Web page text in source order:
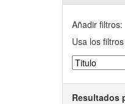
Añadir filtros:
Usa los
Resultados